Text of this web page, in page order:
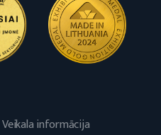
Veikala informācija